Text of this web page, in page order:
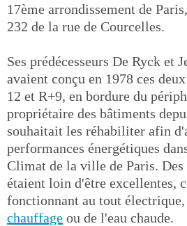
17ème arrondissement de
232 de la rue de Courcelles.
Ses prédécesseurs De Ryck et
avaient conçu en 1978 ces
12 et R+9, en bordure du
propriétaire des bâtiments
souhaitait les réhabiliter afin
performances énergétiques
Climat de la ville de Paris. Des
étaient loin d'être excellentes,
fonctionnant au tout
chauffage ou de l'eau chaude.